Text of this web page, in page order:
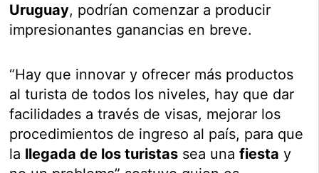
Uruguay, podrían comenzar a producir
impresionantes ganancias en breve.
“Hay que innovar y ofrecer más productos
al turista de todos los niveles, hay que dar
facilidades a través de visas, mejorar los
procedimientos de ingreso al país, para que
la llegada de los turistas sea unafiesta y